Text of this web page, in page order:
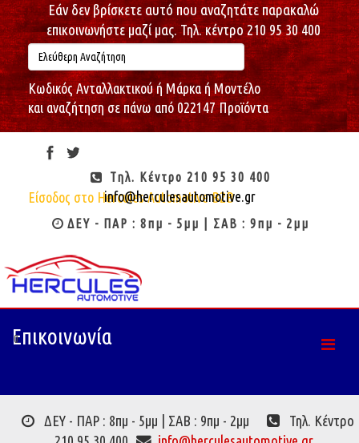
Εάν δεν βρίσκετε αυτό που αναζητάτε παρακαλώ
επικοινωνήστε μαζί μας. Τηλ. κέντρο 210 95 30 400
Κωδικός Ανταλλακτικού ή Μάρκα ή Μοντέλο
και αναζήτηση σε πάνω από 022147 Προϊόντα
Καλώς ήρθες : Επισκέπτη
Είσοδος στο Hercules Automotive B2B
Τηλ. Κέντρο 210 95 30 400
info@herculesautomotive.gr
ΔΕΥ - ΠΑΡ : 8πμ - 5μμ | ΣΑΒ : 9πμ - 2μμ
0
Επικοινωνία
ΔΕΥ - ΠΑΡ : 8πμ - 5μμ | ΣΑΒ : 9πμ - 2μμ
Τηλ. Κέντρο